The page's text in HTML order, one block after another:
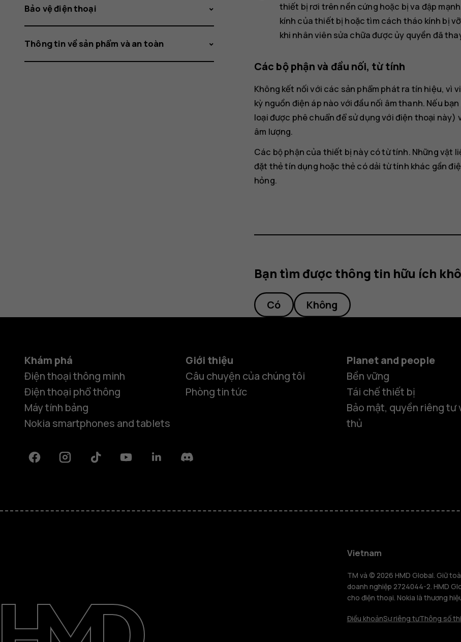
Điện thoại
Điện thoại
Máy tính
Hỗ trợ
Vietnam
thiết bị rơi trên nền cứng hoặc bị va đập
kính của thiết bị hoặc tìm cách tháo kính bị
khi nhân viên sửa chữa được ủy quyền đã
Các bộ phận và đầu nối, từ tính
Không kết nối với các sản phẩm phát ra tín hiệu, vì
kỳ nguồn điện áp nào với đầu nối âm thanh. Nếu
loại được phê chuẩn để sử dụng với điện thoại
âm lượng.
Các bộ phận của thiết bị này có từ tính. Những vật
đặt thẻ tín dụng hoặc thẻ có dải từ tính khác gần
hỏng.
Bạn tìm được thông tin hữu ích
Có Không
Bảo vệ điện thoại
Thông tin về sản phẩm và an toàn
Khám phá
Điện thoại thông minh
Điện thoại phổ thông
Máy tính bảng
Nokia smartphones and tablets
Giới thiệu
Câu chuyện của chúng tôi
Phòng tin tức
Planet and people
Bền vững
Tái chế thiết bị
Bảo mật, quyền riêng tư
thủ
FacebookInstagramTiktok YoutubeLinkedinDiscord
Vietnam
TM và © 2026 HMD Global. Giữ
doanh nghiệp 2724044-2. HMD
cho điện thoại. Nokia là thương
Điều khoảnSự riêng tưThông số